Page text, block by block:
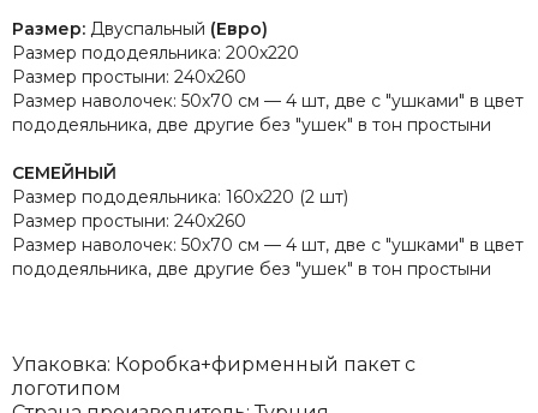
Размер: Двуспальный (Евро)
Размер пододеяльника: 200х220
Размер простыни: 240х260
Размер наволочек: 50х70 см — 4 шт, две с "ушками" в цвет
пододеяльника, две другие без "ушек" в тон простыни
СЕМЕЙНЫЙ
Размер пододеяльника: 160х220 (2 шт)
Размер простыни: 240х260
Размер наволочек: 50х70 см — 4 шт, две с "ушками" в цвет
пододеяльника, две другие без "ушек" в тон простыни
Упаковка: Коробка+фирменный пакет с
логотипом